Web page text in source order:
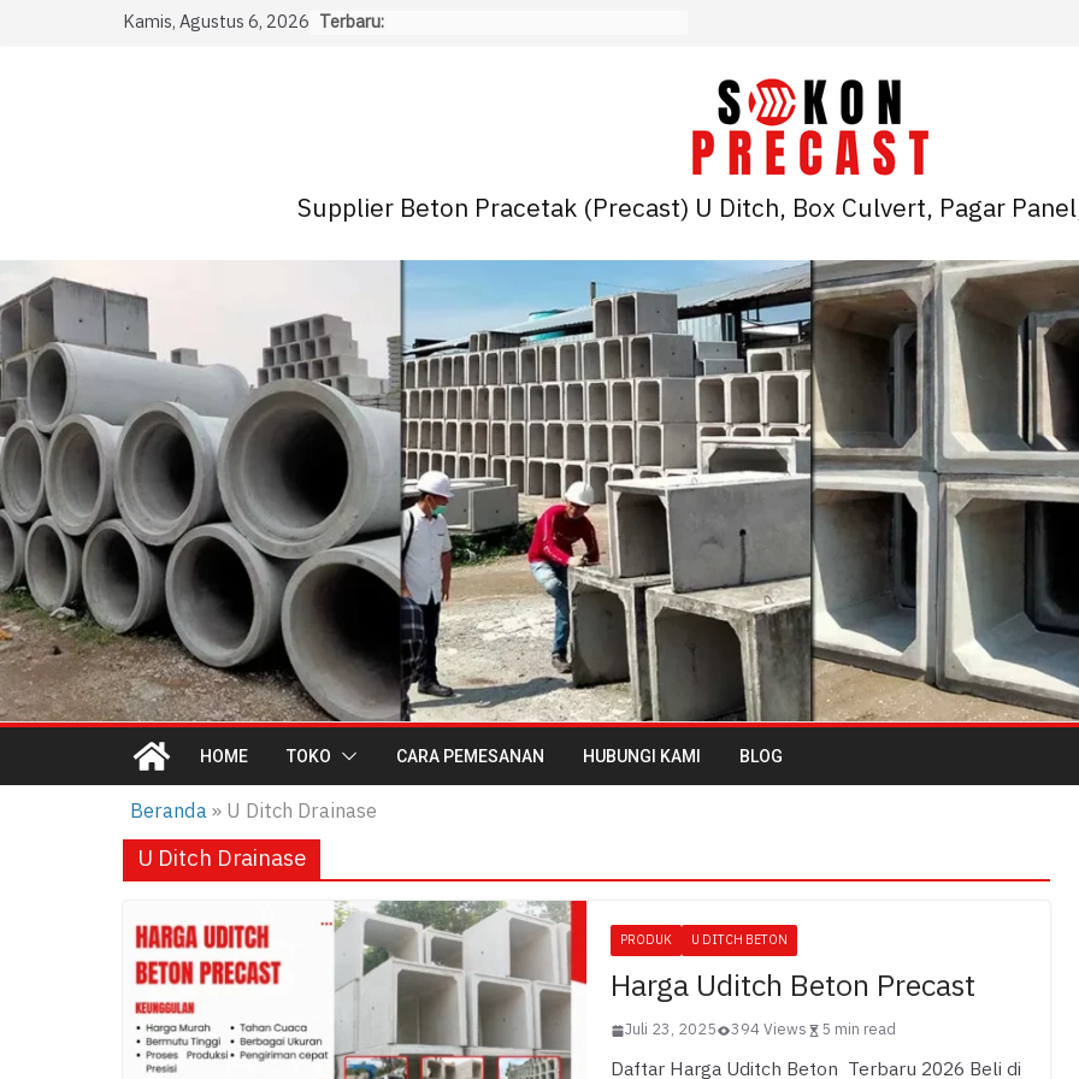
Kamis, Agustus 6, 2026 Terbaru:
Supplier Beton Pracetak (Precast) U Ditch, Box Culvert, Pagar
HOME TOKO CARA PEMESANAN HUBUNGI KAMI BLOG
Beranda» U Ditch Drainase
U Ditch Drainase
PRODUK U DITCH BETON
Harga Uditch Beton Precast
Juli 23, 2025 394 Views 5 min read
Daftar Harga Uditch Beton Terbaru 2026 Beli di